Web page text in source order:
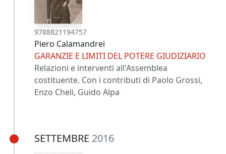
9788821194757
Piero Calamandrei
GARANZIE E LIMITI DEL POTERE GIUDIZIARIO
Relazioni e interventi all'Assemblea
costituente. Con i contributi di Paolo Grossi,
Enzo Cheli, Guido Alpa
SETTEMBRE 2016